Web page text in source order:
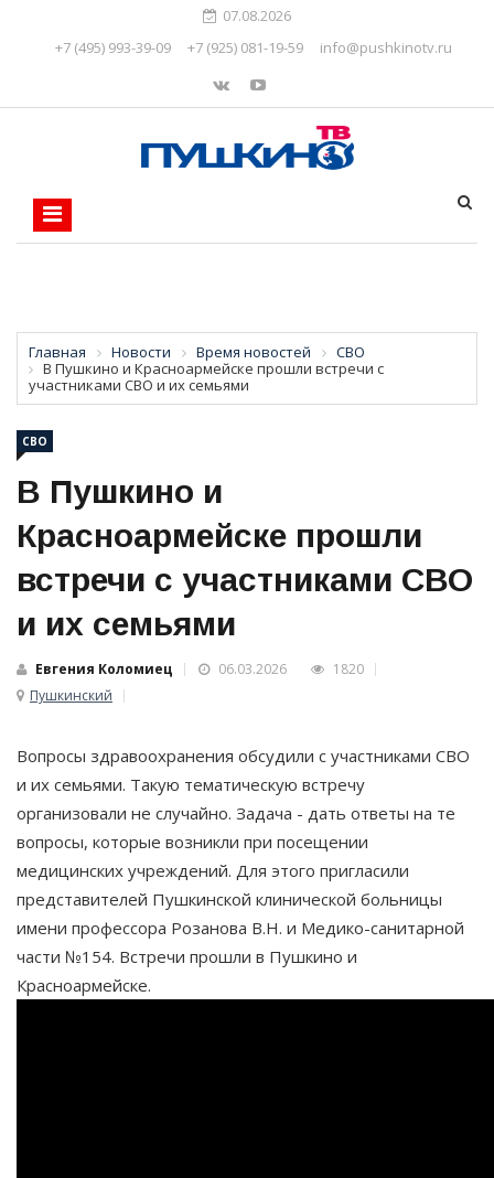
07.08.2026
+7 (495) 993-39-09
+7 (925) 081-19-59 info@pushkinotv.ru
Главная Новости Время новостей
СВО
В Пушкино и Красноармейске прошли встречи с
участниками СВО и их семьями
СВО
В Пушкино и
Красноармейске прошли
встречи с участниками СВО
и их семьями
Евгения Коломиец 06.03.2026
1820
Пушкинский
Вопросы здравоохранения обсудили с участниками СВО
и их семьями. Такую тематическую встречу
организовали не случайно. Задача - дать ответы на те
вопросы, которые возникли при посещении
медицинских учреждений. Для этого пригласили
представителей Пушкинской клинической больницы
имени профессора Розанова В.Н. и Медико-санитарной
части №154. Встречи прошли в Пушкино и
Красноармейске.